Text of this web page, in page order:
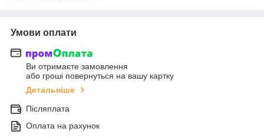
Умови оплати
Ви отримаєте замовлення
або гроші повернуться на вашу картку
Детальніше
Післяплата
Оплата на рахунок